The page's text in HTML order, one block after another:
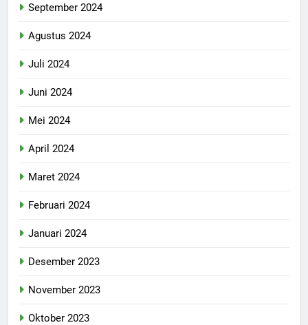
September 2024
Agustus 2024
Juli 2024
Juni 2024
Mei 2024
April 2024
Maret 2024
Februari 2024
Januari 2024
Desember 2023
November 2023
Oktober 2023